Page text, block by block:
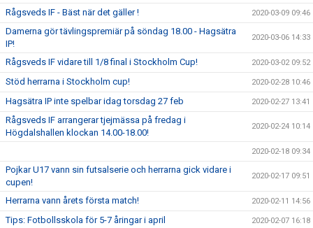
Rågsveds IF - Bäst när det gäller ! 2020-03-09 09:46
Damerna gör tävlingspremiär på söndag 18.00 - Hagsätra
IP!
2020-03-06 14:33
Rågsveds IF vidare till 1/8 final i Stockholm Cup! 2020-03-02 09:52
Stöd herrarna i Stockholm cup! 2020-02-28 10:46
Hagsätra IP inte spelbar idag torsdag 27 feb 2020-02-27 13:41
Rågsveds IF arrangerar tjejmässa på fredag i
Högdalshallen klockan 14.00-18.00!
2020-02-24 10:14
2020-02-18 09:34
Pojkar U17 vann sin futsalserie och herrarna gick vidare i
cupen!
2020-02-17 09:51
Herrarna vann årets första match! 2020-02-11 14:56
Tips: Fotbollsskola för 5-7 åringar i april 2020-02-07 16:18